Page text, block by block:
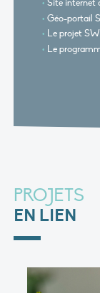
Site internet
Géo-portail
Le projet
Le
PROJETS
EN LIEN